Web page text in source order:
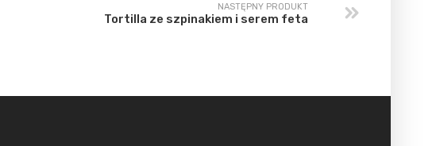
NASTĘPNY PRODUKT
Tortilla ze szpinakiem i serem feta